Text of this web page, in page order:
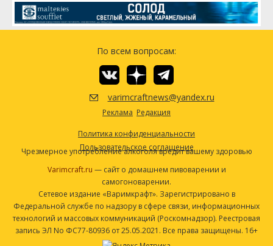
По всем вопросам:
varimcraftnews@yandex.ru
Реклама Редакция
Политика конфиденциальности
Пользовательское соглашение
Чрезмерное употребление алкоголя вредит вашему здоровью
Varimcraft.ru — сайт о домашнем пивоварении и
самогоноварении.
Сетевое издание «Варимкрафт». Зарегистрировано в
Федеральной службе по надзору в сфере связи, информационных
технологий и массовых коммуникаций (Роскомнадзор). Реестровая
запись ЭЛ No ФС77-80936 от 25.05.2021. Все права защищены. 16+